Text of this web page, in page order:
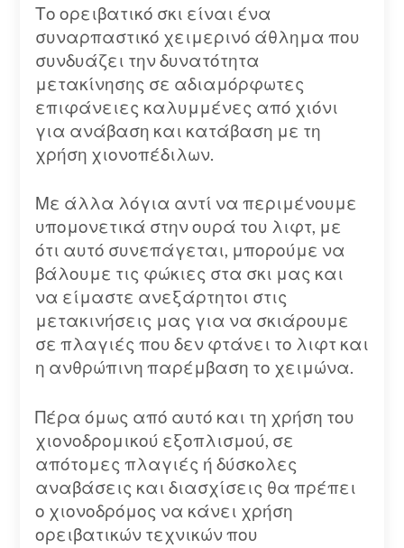
Το ορειβατικό σκι είναι ένα
συναρπαστικό χειμερινό άθλημα που
συνδυάζει την δυνατότητα
μετακίνησης σε αδιαμόρφωτες
επιφάνειες καλυμμένες από χιόνι
για ανάβαση και κατάβαση με τη
χρήση χιονοπέδιλων.
Με άλλα λόγια αντί να περιμένουμε
υπομονετικά στην ουρά του λιφτ, με
ότι αυτό συνεπάγεται, μπορούμε να
βάλουμε τις φώκιες στα σκι μας και
να είμαστε ανεξάρτητοι στις
μετακινήσεις μας για να σκιάρουμε
σε πλαγιές που δεν φτάνει το λιφτ και
η ανθρώπινη παρέμβαση το χειμώνα.
Πέρα όμως από αυτό και τη χρήση του
χιονοδρομικού εξοπλισμού, σε
απότομες πλαγιές ή δύσκολες
αναβάσεις και διασχίσεις θα πρέπει
ο χιονοδρόμος να κάνει χρήση
ορειβατικών τεχνικών που